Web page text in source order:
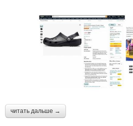
читать дальше →